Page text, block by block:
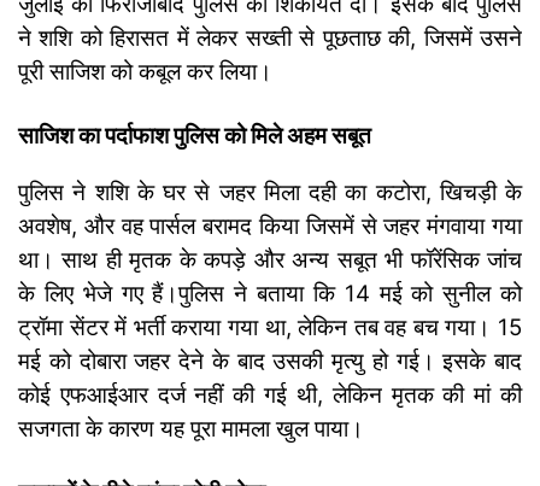
ने शशि को हिरासत में लेकर सख्ती से पूछताछ की, जिसमें उसने
पूरी साजिश को कबूल कर लिया।
साजिश का पर्दाफाश पुलिस को मिले अहम सबूत
पुलिस ने शशि के घर से जहर मिला दही का कटोरा, खिचड़ी के
अवशेष, और वह पार्सल बरामद किया जिसमें से जहर मंगवाया गया
था। साथ ही मृतक के कपड़े और अन्य सबूत भी फॉरेंसिक जांच
के लिए भेजे गए हैं।पुलिस ने बताया कि 14 मई को सुनील को
ट्रॉमा सेंटर में भर्ती कराया गया था, लेकिन तब वह बच गया। 15
मई को दोबारा जहर देने के बाद उसकी मृत्यु हो गई। इसके बाद
कोई एफआईआर दर्ज नहीं की गई थी, लेकिन मृतक की मां की
सजगता के कारण यह पूरा मामला खुल पाया।